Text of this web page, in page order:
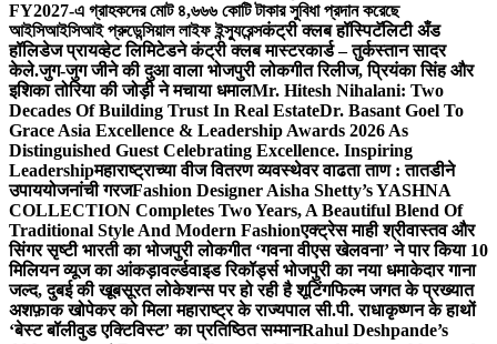
FY2027-এ গ্রাহকদের মোট ৪,৬৬৬ কোটি টাকার সুবিধা প্রদান করেছে
আইসিআইসিআই প্রুডেন্সিয়াল লাইফ ইন্স্যুরেন্সकंट्री क्लब हॉस्पिटॅलिटी अँड
हॉलिडेज प्रायव्हेट लिमिटेडने कंट्री क्लब मास्टरकार्ड – तुर्कस्तान सादर
केले.जुग-जुग जीने की दुआ वाला भोजपुरी लोकगीत रिलीज, प्रियंका सिंह और
इशिका तोरिया की जोड़ी ने मचाया धमालMr. Hitesh Nihalani: Two
Decades Of Building Trust In Real EstateDr. Basant Goel To
Grace Asia Excellence & Leadership Awards 2026 As
Distinguished Guest Celebrating Excellence. Inspiring
Leadershipमहाराष्ट्राच्या वीज वितरण व्यवस्थेवर वाढता ताण : तातडीने
उपाययोजनांची गरजFashion Designer Aisha Shetty’s YASHNA
COLLECTION Completes Two Years, A Beautiful Blend Of
Traditional Style And Modern Fashionएक्ट्रेस माही श्रीवास्तव और
सिंगर सृष्टी भारती का भोजपुरी लोकगीत ‘गवना वीएस खेलवना’ ने पार किया 10
मिलियन व्यूज का आंकड़ावर्ल्डवाइड रिकॉर्ड्स भोजपुरी का नया धमाकेदार गाना
जल्द, दुबई की खूबसूरत लोकेशन्स पर हो रही है शूटिंगफिल्म जगत के प्रख्यात
अशफ़ाक खोपेकर को मिला महाराष्ट्र के राज्यपाल सी.पी. राधाकृष्णन के हाथों
‘बेस्ट बॉलीवुड एक्टिविस्ट’ का प्रतिष्ठित सम्मानRahul Deshpande’s